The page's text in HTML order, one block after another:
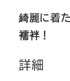
綺麗に着
襦袢！
詳細